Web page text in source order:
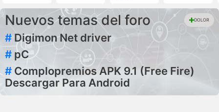
Nuevos temas del foro DOLOR
# Digimon Net driver
# pC
# Complopremios APK 9.1 (Free Fire)
Descargar Para Android